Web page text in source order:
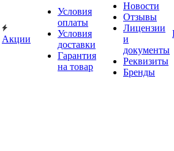
Акции
Условия
оплаты
Условия
доставки
Гарантия
на товар
Новости
Отзывы
Лицензии
и
документы
Реквизиты
Бренды